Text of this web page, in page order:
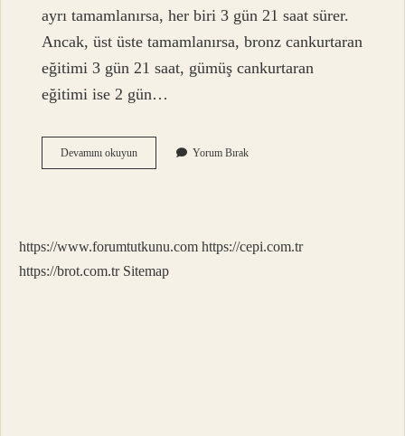
ayrı tamamlanırsa, her biri 3 gün 21 saat sürer.
Ancak, üst üste tamamlanırsa, bronz cankurtaran
eğitimi 3 gün 21 saat, gümüş cankurtaran
eğitimi ise 2 gün…
Devamını okuyunCan
Kurtaran
Yorum Bırak
https://www.forumtutkunu.com https://cepi.com.tr
https://brot.com.tr Sitemap